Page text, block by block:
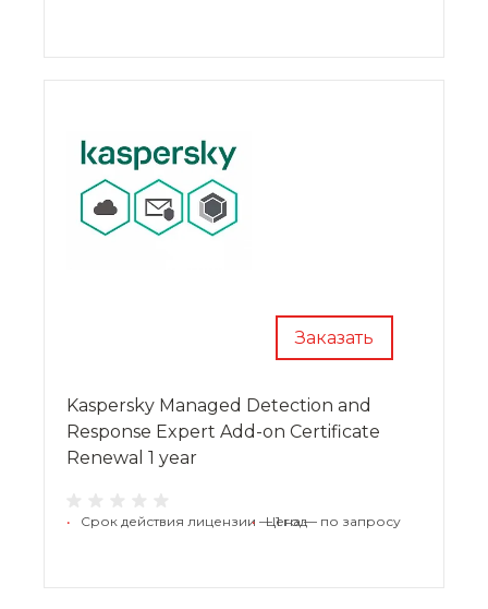
Заказать
Kaspersky Managed Detection and
Response Expert Add-on Certificate
Renewal 1 year
• Срок действия лицензии — 1 год
• Цена — по запросу